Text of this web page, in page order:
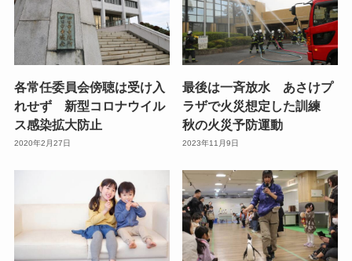
各常任委員会傍聴は受け入
れせず 新型コロナウイル
ス感染拡大防止
2020年2月27日
最後は一斉放水 あさけプ
ラザで火災想定した訓練
秋の火災予防運動
2023年11月9日